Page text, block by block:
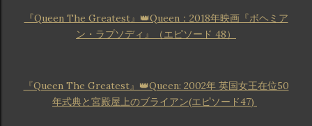
『Queen The Greatest』👑Queen：2018年映画『ボヘミア
ン・ラプソディ』（エピソード 48）
『Queen The Greatest』👑Queen: 2002年 英国女王在位50
年式典と宮殿屋上のブライアン(エピソード47)